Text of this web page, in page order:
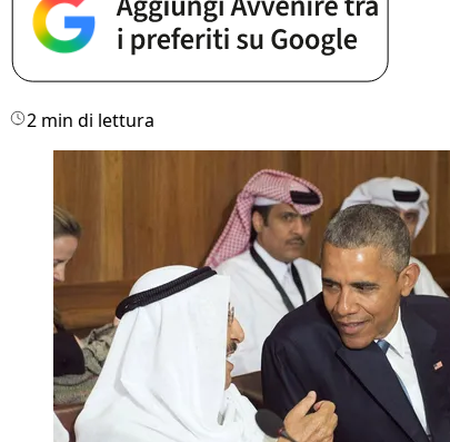
2 min di lettura